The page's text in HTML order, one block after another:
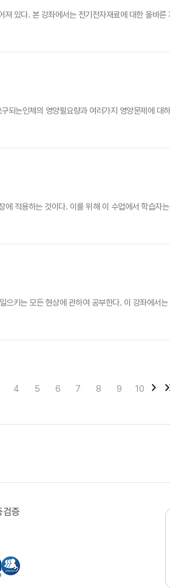
있다. 본 강좌에서는 전기전자재료에 대한 올바
되는인체의 영양필요량과 여러가지 영양문제에
적용하는 것이다. 이를 위해 이 수업에서 학습자
키는 모든 현상에 관하여 공부한다. 이 강좌에서
4 5 6 7 8 9 10
검증